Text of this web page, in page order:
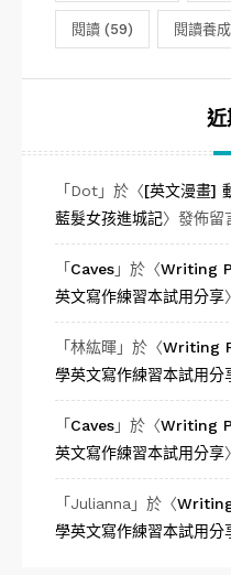
閱讀 (59) 閱讀養成
近
「 Dot」於〈[英文漫畫]
藍髮女孩進城記〉發佈留
「 Caves」於〈Writing
英文寫作練習本試用分享
「林紘暉 」於〈Writing
學英文寫作練習本試用分
「 Caves」於〈Writing
英文寫作練習本試用分享
「 Julianna 」於〈
學英文寫作練習本試用分